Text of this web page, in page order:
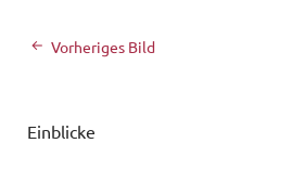
Vorheriges Bild
Einblicke